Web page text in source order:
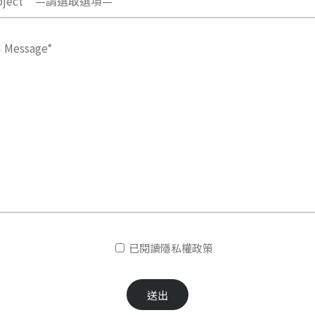
已閱讀隱私權政策